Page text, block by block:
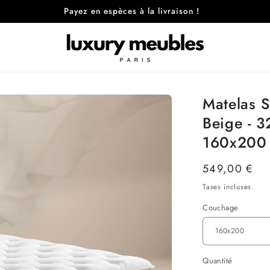
Payez en espèces à la livraison !
Matelas
Beige -
160x200
Prix
habituel
549,00 €
Taxes incluses.
Couchage
Quantité